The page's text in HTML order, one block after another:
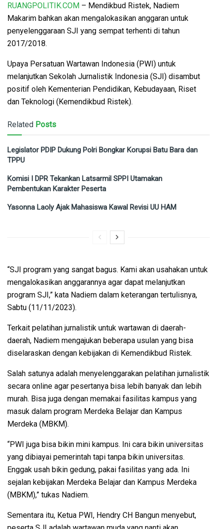
RUANGPOLITIK.COM – Mendikbud Ristek, Nadiem
Makarim bahkan akan mengalokasikan anggaran untuk
penyelenggaraan SJI yang sempat terhenti di tahun
2017/2018.
Upaya Persatuan Wartawan Indonesia (PWI) untuk
melanjutkan Sekolah Jurnalistik Indonesia (SJI) disambut
positif oleh Kementerian Pendidikan, Kebudayaan, Riset
dan Teknologi (Kemendikbud Ristek).
Related Posts
Legislator PDIP Dukung Polri Bongkar Korupsi Batu Bara dan
TPPU
Komisi I DPR Tekankan Latsarmil SPPI Utamakan
Pembentukan Karakter Peserta
Yasonna Laoly Ajak Mahasiswa Kawal Revisi UU HAM
“SJI program yang sangat bagus. Kami akan usahakan untuk
mengalokasikan anggarannya agar dapat melanjutkan
program SJI,” kata Nadiem dalam keterangan tertulisnya,
Sabtu (11/11/2023).
Terkait pelatihan jurnalistik untuk wartawan di daerah-
daerah, Nadiem mengajukan beberapa usulan yang bisa
diselaraskan dengan kebijakan di Kemendikbud Ristek.
Salah satunya adalah menyelenggarakan pelatihan jurnalistik
secara online agar pesertanya bisa lebih banyak dan lebih
murah. Bisa juga dengan memakai fasilitas kampus yang
masuk dalam program Merdeka Belajar dan Kampus
Merdeka (MBKM).
“PWI juga bisa bikin mini kampus. Ini cara bikin universitas
yang dibiayai pemerintah tapi tanpa bikin universitas.
Enggak usah bikin gedung, pakai fasilitas yang ada. Ini
sejalan kebijakan Merdeka Belajar dan Kampus Merdeka
(MBKM),” tukas Nadiem.
Sementara itu, Ketua PWI, Hendry CH Bangun menyebut,